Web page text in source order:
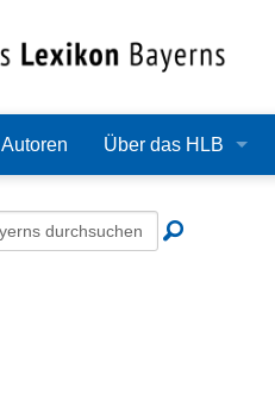
Autoren Über das HLB
Redaktion